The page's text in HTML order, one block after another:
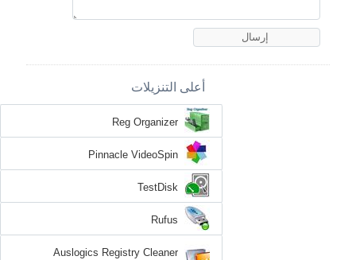
أعلى التنزيلات
Reg Organizer
Pinnacle VideoSpin
TestDisk
Rufus
Auslogics Registry Cleaner